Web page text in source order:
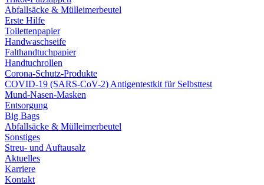
Abfallsäcke & Mülleimerbeutel
Erste Hilfe
Toilettenpapier
Handwaschseife
Falthandtuchpapier
Handtuchrollen
Corona-Schutz-Produkte
COVID-19 (SARS-CoV-2) Antigentestkit für Selbsttest
Mund-Nasen-Masken
Entsorgung
Big Bags
Abfallsäcke & Mülleimerbeutel
Sonstiges
Streu- und Auftausalz
Aktuelles
Karriere
Kontakt